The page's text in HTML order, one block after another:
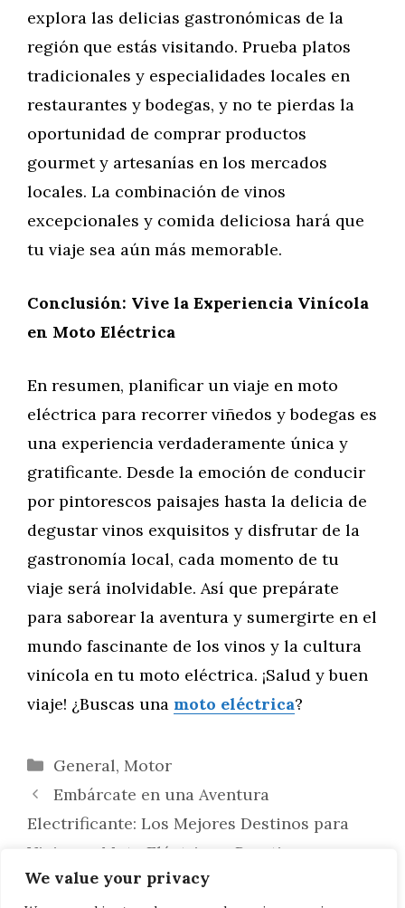
We value your privacy
explora las delicias gastronómicas de la
región que estás visitando. Prueba platos
tradicionales y especialidades locales en
restaurantes y bodegas, y no te pierdas la
oportunidad de comprar productos
gourmet y artesanías en los mercados
locales. La combinación de vinos
excepcionales y comida deliciosa hará que
tu viaje sea aún más memorable.
Conclusión: Vive la Experiencia Vinícola
en Moto Eléctrica
En resumen, planificar un viaje en moto
eléctrica para recorrer viñedos y bodegas es
una experiencia verdaderamente única y
gratificante. Desde la emoción de conducir
por pintorescos paisajes hasta la delicia de
degustar vinos exquisitos y disfrutar de la
gastronomía local, cada momento de tu
viaje será inolvidable. Así que prepárate
para saborear la aventura y sumergirte en el
mundo fascinante de los vinos y la cultura
vinícola en tu moto eléctrica. ¡Salud y buen
viaje! ¿Buscas una moto eléctrica?
Categorías
General, Motor
Embárcate en una Aventura
Electrificante: Los Mejores Destinos para
Viajar en Moto Eléctrica y Practicar
Deportes de Aventura en la Montaña